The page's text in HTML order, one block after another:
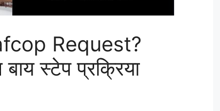
Request?
स्टेप प्रक्रिया